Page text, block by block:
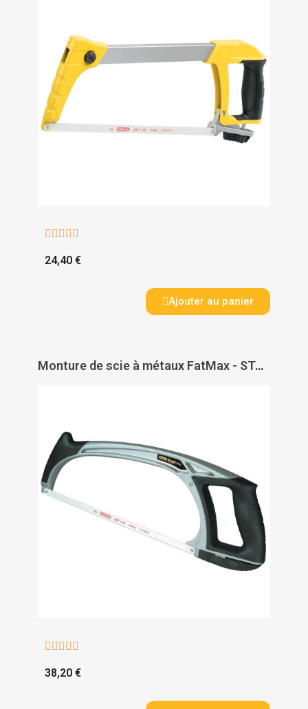
    
24,40 €
Ajouter au panier
Monture de scie à métaux FatMax - STANLEY
    
38,20 €